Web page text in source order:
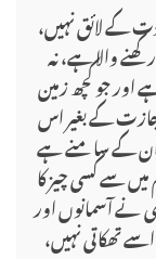
کے لائق نہیں،
والا ہے، نہ
اور جو کچھ زمین
کے بغیر اس
ان کے سامنے ہے
سے کسی چیز کا
نے آسمانوں اور
تھکاتی نہیں،